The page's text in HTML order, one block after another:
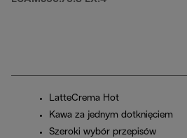
LatteCrema Hot
Kawa za jednym dotknięciem
Szeroki wybór przepisów